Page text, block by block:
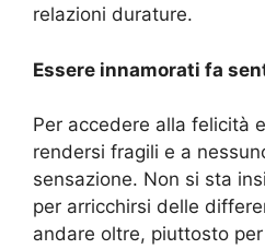
relazioni durature.
Essere innamorati fa
Per accedere alla felicità
rendersi fragili e a
sensazione. Non si sta
per arricchirsi delle
andare oltre, piuttosto